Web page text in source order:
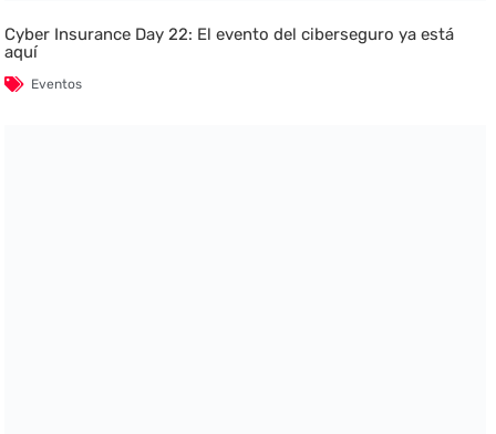
Cyber Insurance Day 22: El evento del ciberseguro ya está
aquí
Eventos